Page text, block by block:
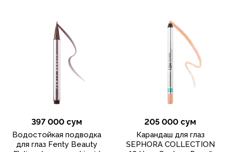
397 000 сум
Водостойкая подводка
для глаз Fenty Beauty
205 000 сум
Карандаш для глаз
SEPHORA COLLECTION